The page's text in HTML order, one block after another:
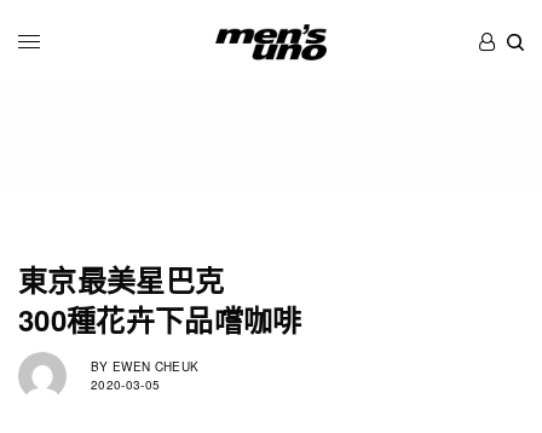
東京最美星巴克
300種花卉下品嚐咖啡
BY EWEN CHEUK
2020-03-05